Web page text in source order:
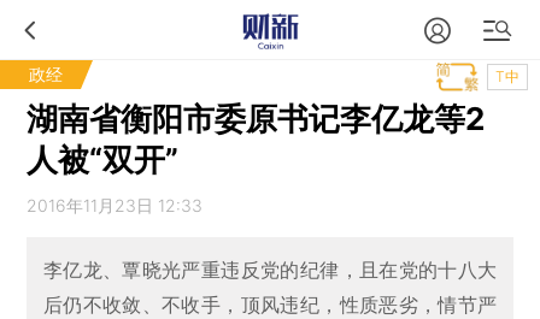
政经 T中
湖南省衡阳市委原书记李亿龙等2
人被“双开”
2016年11月23日 12:33
李亿龙、覃晓光严重违反党的纪律，且在党的十八大
后仍不收敛、不收手，顶风违纪，性质恶劣，情节严